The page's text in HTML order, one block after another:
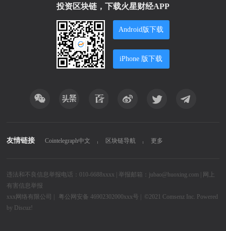
投资区块链，下载火星财经APP
Android版下载
iPhone 版下载
友情链接 Cointelegraph中文 区块链导航 更多
违法和不良信息举报电话：010-6688xxxx | 举报邮箱：jubao@huoxing.com |
网上
有害信息举报
xxx网络有限公司
粤公网安备 46902302000xxx号 | ©2021 Comsenz Inc. Powered
by Discuz!